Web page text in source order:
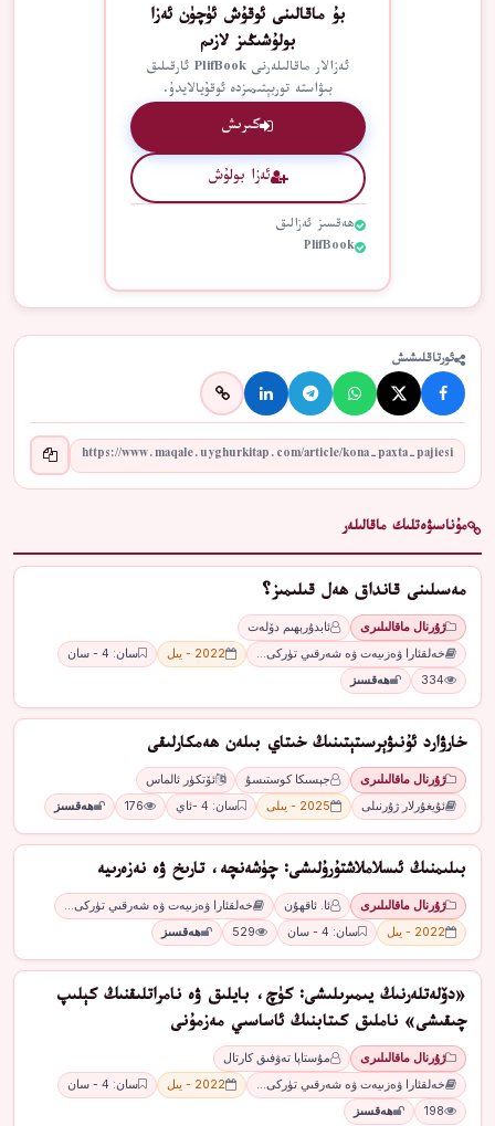
بۇ ماقالىنى ئوقۇش ئۈچۈن ئەزا
بولۇشىڭىز لازىم
ئەزالار ماقالىلەرنى PlifBook ئارقىلىق
بىۋاستە توربېتىمىزدە ئوقۇيالايدۇ.
كىرىش
ئەزا بولۇش
ھەقسىز ئەزالىق
PlifBook
ئورتاقلىشىش
مۇناسىۋەتلىك ماقالىلەر
مەسىلىنى قانداق ھەل قىلىمىز؟
ژۇرنال ماقالىلىرى
ئابدۇرېھىم دۆلەت
خەلقئارا ۋەزىيەت ۋە شەرقىي تۈركى…
2022 - يىل
سان: 4 - سان
334
ھەقسىز
ﺧﺎﺭﯞﺍﺭﺩ ﺋﯘﻧﯩﯟﯦﺮﺳﯩﺘﯧﺘﯩﻨﯩﯔ ﺧﯩﺘﺎﻱ ﺑﯩﻠﻪﻥ ھەمكارلىقى
ژۇرنال ماقالىلىرى ﺟﯧﺴﯩﻜﺎ ﻛﻮﺳﺘﯩﺴﯘ
ﺋﯚﺗﻜﯜﺭ ﺋﺎﻟﻤﺎﺱ
ئۇيغۇرلار ژۇرنىلى
2025 - يىلى سان: 4 -ئاي 176 ھەقسىز
بىلىمنىڭ ئىسلاملاشتۇرۇلىشى: چۈشەنچە، تارىخ ۋە نەزەرىيە
ژۇرنال ماقالىلىرى ئا. ئاقھۇن
خەلقئارا ۋەزىيەت ۋە شەرقىي تۈركى…
2022 - يىل
سان: 4 - سان 529 ھەقسىز
«دۆلەتلەرنىڭ يىمىرىلىشى: كۈچ، بايلىق ۋە نامراتلىقنىڭ كېلىپ
چىقىشى» ناملىق كىتابنىڭ ئاساسىي مەزمۇنى
ژۇرنال ماقالىلىرى
مۇستاپا تەۋفىق كارتال
خەلقئارا ۋەزىيەت ۋە شەرقىي تۈركى…
2022 - يىل
سان: 4 - سان
198
ھەقسىز